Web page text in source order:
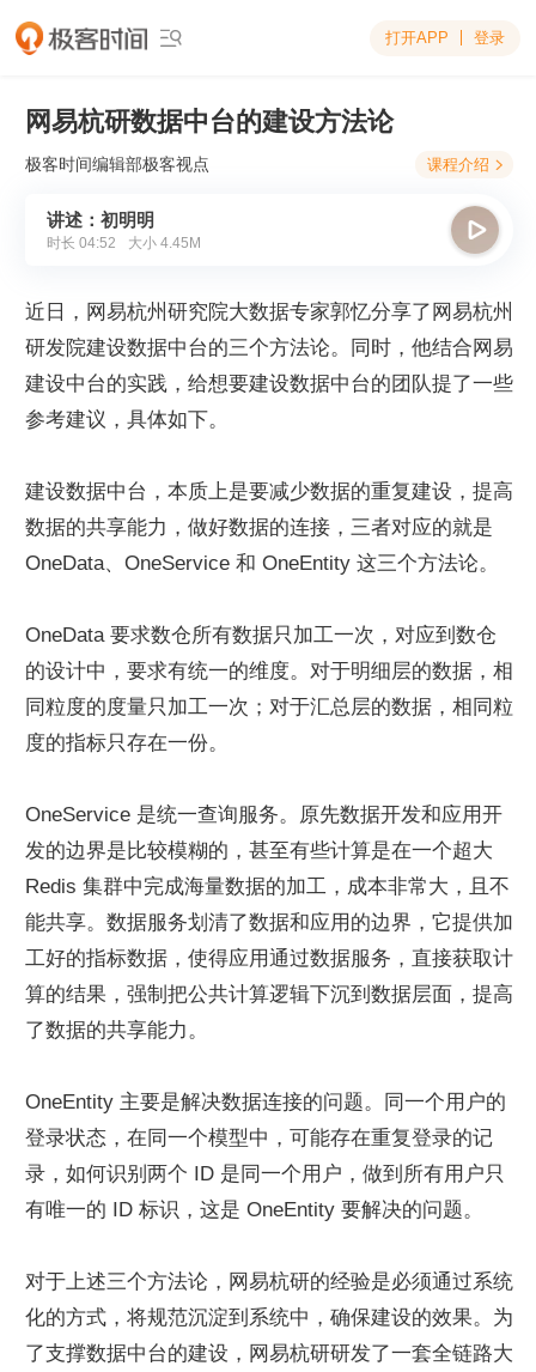
 打开APP 登录
网易杭研数据中台的建设方法论
极客时间编辑部极客视点 课程介绍 
讲述：初明明
时长 04:52 大小 4.45M

近日，网易杭州研究院大数据专家郭忆分享了网易杭州
研发院建设数据中台的三个方法论。同时，他结合网易
建设中台的实践，给想要建设数据中台的团队提了一些
参考建议，具体如下。
建设数据中台，本质上是要减少数据的重复建设，提高
数据的共享能力，做好数据的连接，三者对应的就是
OneData、OneService 和 OneEntity 这三个方法论。
OneData 要求数仓所有数据只加工一次，对应到数仓
的设计中，要求有统一的维度。对于明细层的数据，相
同粒度的度量只加工一次；对于汇总层的数据，相同粒
度的指标只存在一份。
OneService 是统一查询服务。原先数据开发和应用开
发的边界是比较模糊的，甚至有些计算是在一个超大
Redis 集群中完成海量数据的加工，成本非常大，且不
能共享。数据服务划清了数据和应用的边界，它提供加
工好的指标数据，使得应用通过数据服务，直接获取计
算的结果，强制把公共计算逻辑下沉到数据层面，提高
了数据的共享能力。
OneEntity 主要是解决数据连接的问题。同一个用户的
登录状态，在同一个模型中，可能存在重复登录的记
录，如何识别两个 ID 是同一个用户，做到所有用户只
有唯一的 ID 标识，这是 OneEntity 要解决的问题。
对于上述三个方法论，网易杭研的经验是必须通过系统
化的方式，将规范沉淀到系统中，确保建设的效果。为
了支撑数据中台的建设，网易杭研研发了一套全链路大